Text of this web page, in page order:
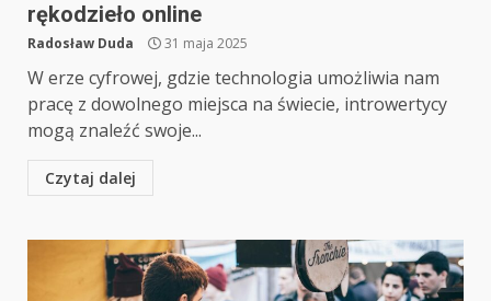
rękodzieło online
Radosław Duda 31 maja 2025
W erze cyfrowej, gdzie technologia umożliwia nam
pracę z dowolnego miejsca na świecie, introwertycy
mogą znaleźć swoje...
Czytaj dalej